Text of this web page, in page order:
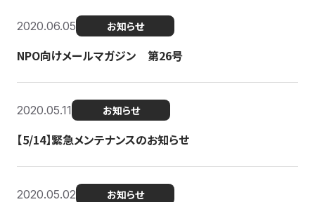
2020.06.05 お知らせ
NPO向けメールマガジン 第26号
2020.05.11 お知らせ
【5/14】緊急メンテナンスのお知らせ
2020.05.02 お知らせ